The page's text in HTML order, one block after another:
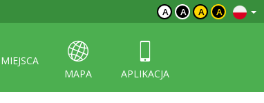
A A A A
MIEJSCA
MAPA
APLIKACJA